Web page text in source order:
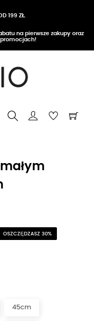
199 ZŁ
na pierwsze zakupy oraz
OSZCZĘDZASZ 30%
45cm